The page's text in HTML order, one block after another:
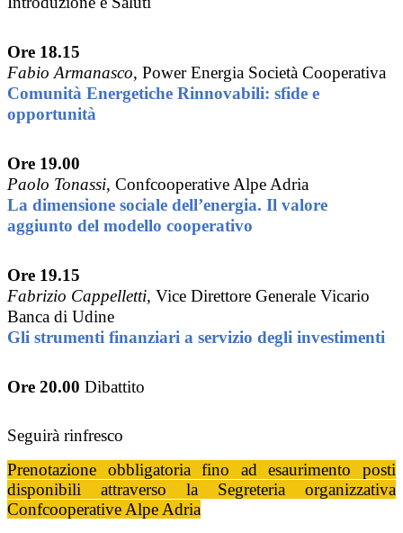
Ore 18.15
Fabio Armanasco, Power Energia Società Cooperativa
Comunità Energetiche Rinnovabili: sfide e
opportunità
Ore 19.00
Paolo Tonassi, Confcooperative Alpe Adria
La dimensione sociale dell’energia. Il valore
aggiunto del modello cooperativo
Ore 19.15
Fabrizio Cappelletti, Vice Direttore Generale Vicario
Banca di Udine
Gli strumenti finanziari a servizio degli investimenti
Ore 20.00 Dibattito
Seguirà rinfresco
Prenotazione obbligatoria fino ad esaurimento posti
disponibili attraverso la Segreteria organizzativa
Confcooperative Alpe Adria